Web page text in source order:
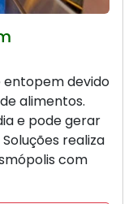
entopem devido
alimentos.
e pode gerar
realiza
com